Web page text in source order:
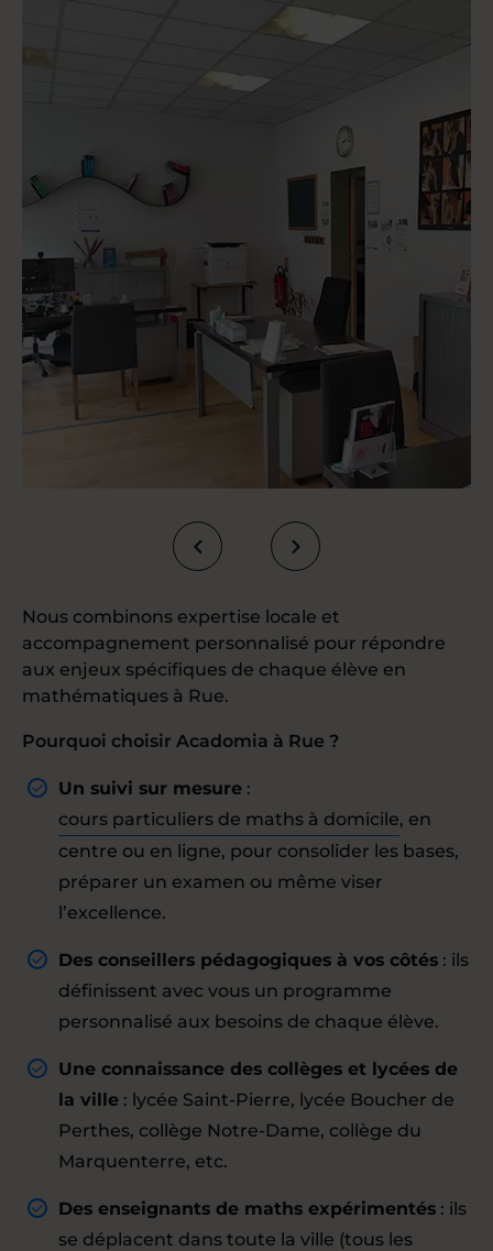
Nous combinons expertise locale et
accompagnement personnalisé pour répondre
aux enjeux spécifiques de chaque élève en
mathématiques à Rue.
Pourquoi choisir Acadomia à Rue ?
Un suivi sur mesure :
cours particuliers de maths à domicile, en
centre ou en ligne, pour consolider les bases,
préparer un examen ou même viser
l’excellence.
Des conseillers pédagogiques à vos côtés : ils
définissent avec vous un programme
personnalisé aux besoins de chaque élève.
Une connaissance des collèges et lycées de
la ville : lycée Saint-Pierre, lycée Boucher de
Perthes, collège Notre-Dame, collège du
Marquenterre, etc.
Des enseignants de maths expérimentés : ils
se déplacent dans toute la ville (tous les